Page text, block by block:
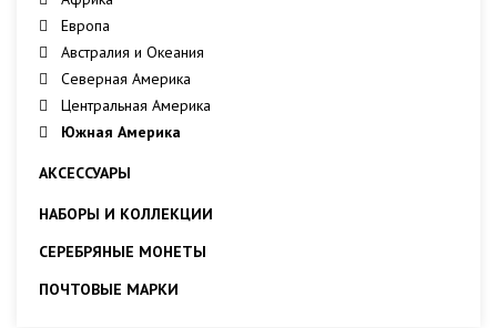
Европа
Австралия и Океания
Северная Америка
Центральная Америка
Южная Америка
АКСЕССУАРЫ
НАБОРЫ И КОЛЛЕКЦИИ
СЕРЕБРЯНЫЕ МОНЕТЫ
ПОЧТОВЫЕ МАРКИ